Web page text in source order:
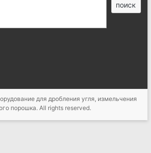
поиск
для дробления угля, измельчения
порошка. All rights reserved.